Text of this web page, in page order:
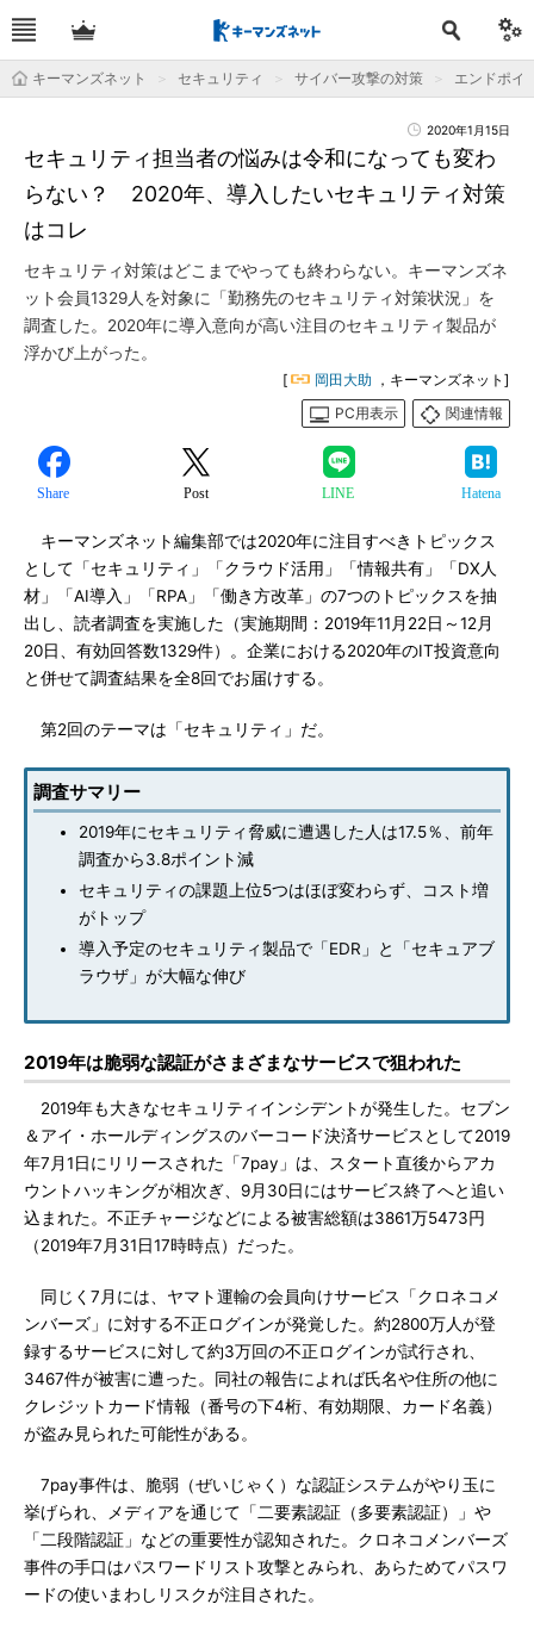
キーマンズネット セキュリティ サイバー攻撃の対策 エンドポイ
2020年1月15日
セキュリティ担当者の悩みは令和になっても変わ
らない？ 2020年、導入したいセキュリティ対策
はコレ
セキュリティ対策はどこまでやっても終わらない。キーマンズネ
ット会員1329人を対象に「勤務先のセキュリティ対策状況」を
調査した。2020年に導入意向が高い注目のセキュリティ製品が
浮かび上がった。
[ 岡田大助 ，キーマンズネット]
PC用表示
関連情報
Share Post LINE Hatena
キーマンズネット編集部では2020年に注目すべきトピックス
として「セキュリティ」「クラウド活用」「情報共有」「DX人
材」「AI導入」「RPA」「働き方改革」の7つのトピックスを抽
出し、読者調査を実施した（実施期間：2019年11月22日～12月
20日、有効回答数1329件）。企業における2020年のIT投資意向
と併せて調査結果を全8回でお届けする。
第2回のテーマは「セキュリティ」だ。
調査サマリー
2019年にセキュリティ脅威に遭遇した人は17.5％、前年
調査から3.8ポイント減
セキュリティの課題上位5つはほぼ変わらず、コスト増
がトップ
導入予定のセキュリティ製品で「EDR」と「セキュアブ
ラウザ」が大幅な伸び
2019年は脆弱な認証がさまざまなサービスで狙われた
2019年も大きなセキュリティインシデントが発生した。セブン
＆アイ・ホールディングスのバーコード決済サービスとして2019
年7月1日にリリースされた「7pay」は、スタート直後からアカ
ウントハッキングが相次ぎ、9月30日にはサービス終了へと追い
込まれた。不正チャージなどによる被害総額は3861万5473円
（2019年7月31日17時時点）だった。
同じく7月には、ヤマト運輸の会員向けサービス「クロネコメ
ンバーズ」に対する不正ログインが発覚した。約2800万人が登
録するサービスに対して約3万回の不正ログインが試行され、
3467件が被害に遭った。同社の報告によれば氏名や住所の他に
クレジットカード情報（番号の下4桁、有効期限、カード名義）
が盗み見られた可能性がある。
7pay事件は、脆弱（ぜいじゃく）な認証システムがやり玉に
挙げられ、メディアを通じて「二要素認証（多要素認証）」や
「二段階認証」などの重要性が認知された。クロネコメンバーズ
事件の手口はパスワードリスト攻撃とみられ、あらためてパスワ
ードの使いまわしリスクが注目された。